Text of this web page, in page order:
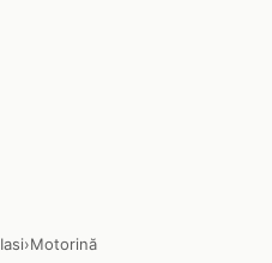
Iasi›Motorină